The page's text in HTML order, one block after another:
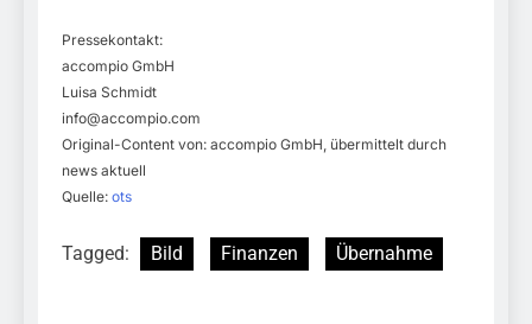
Pressekontakt:
accompio GmbH
Luisa Schmidt
info@accompio.com
Original-Content von: accompio GmbH, übermittelt durch
news aktuell
Quelle: ots
Tagged: Bild Finanzen Übernahme